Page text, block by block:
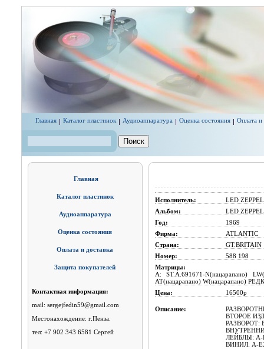
Главная Каталог пластинок Аудиоаппаратура Оценка состояния Оплата и
Главная
Каталог пластинок
Аудиоаппаратура
Оценка состояния
Оплата и доставка
Защита покупателей
Контактная информация:
mail: sergejfedin59@gmail.com
Местонахождение: г.Пенза.
тел: +7 902 343 6581 Сергей
Исполнитель:
LED
Альбом:
LED
Год:
1969
Фирма:
ATLANTIC
Страна:
GT.BRITAIN
Номер:
588 198
Матрицы:
A: ST.A.691671-N(нацарапано)
AT(нацарапано) W(нацарапано)
Цена:
16500р
Описание:
ВТОРОЕ
РАЗВОРОТ:
ЛЕЙБЛЫ: A-
ВИНИЛ: A-